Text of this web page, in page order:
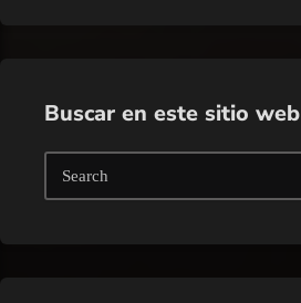
Buscar en este sitio web
Search